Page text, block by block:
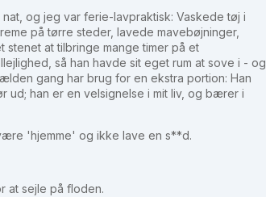
og jeg var ferie-lavpraktisk: Vaskede tøj i
på tørre steder, lavede mavebøjninger,
at tilbringe mange timer på et
så han havde sit eget rum at sove i - og
gang har brug for en ekstra portion: Han
ud; han er en velsignelse i mit liv, og bærer i
'hjemme' og ikke lave en s**d.
at sejle på floden.